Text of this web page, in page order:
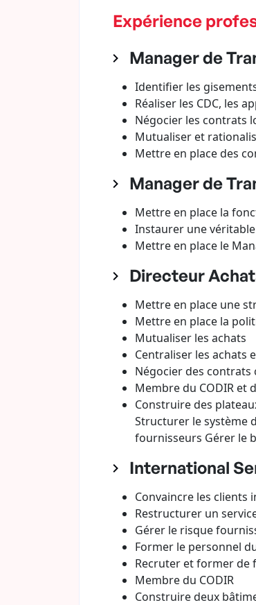
Expérience
Manager de
Identifier les
Réaliser les CDC, les
Négocier les contrats
Mutualiser et
Mettre en place des
Manager de
Mettre en place la
Instaurer une
Mettre en place le
Directeur
Mettre en place une
Mettre en place la
Mutualiser les achats
Centraliser les achats
Négocier des contrats
Membre du CODIR et
Construire des
Structurer le système
fournisseurs Gérer le
International
Convaincre les clients
Restructurer un
Gérer le risque
Former le personnel
Recruter et former de
Membre du CODIR
Construire deux